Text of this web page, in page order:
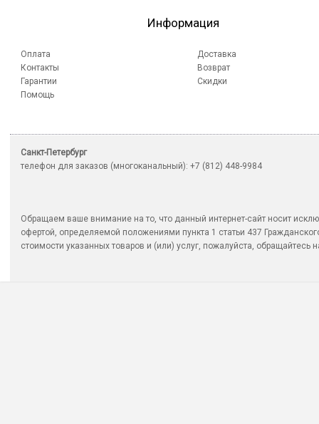
Информация
Оплата
Контакты
Гарантии
Помощь
Доставка
Возврат
Скидки
Санкт-Петербург
телефон для заказов (многоканальный): +7 (812) 448-9984
Обращаем ваше внимание на то, что данный интернет-сайт носит
офертой, определяемой положениями пункта 1 статьи 437
стоимости указанных товаров и (или) услуг, пожалуйста, обращайтесь